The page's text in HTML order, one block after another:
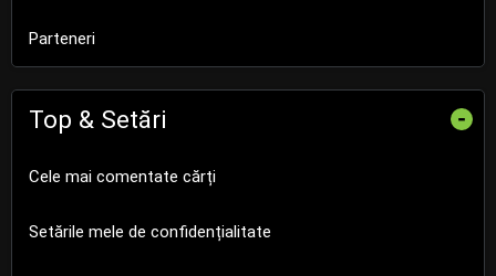
Parteneri
Top & Setări -
Cele mai comentate cărți
Setările mele de confidențialitate